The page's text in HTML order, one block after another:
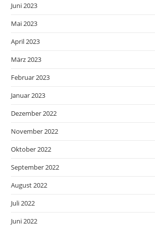
Juni 2023
Mai 2023
April 2023
März 2023
Februar 2023
Januar 2023
Dezember 2022
November 2022
Oktober 2022
September 2022
August 2022
Juli 2022
Juni 2022